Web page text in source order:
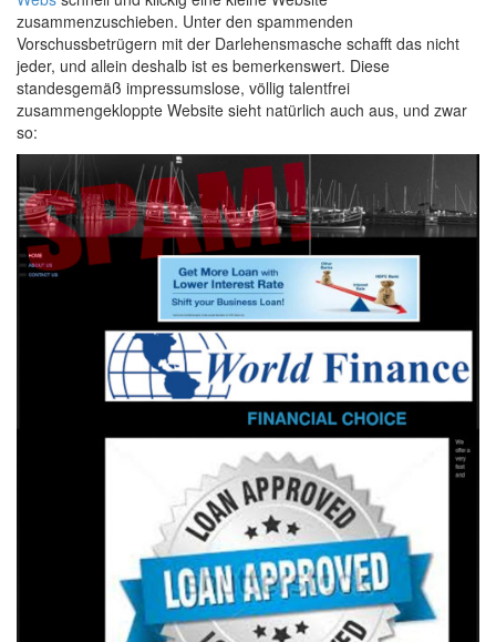
zusammenzuschieben. Unter den spammenden
Vorschussbetrügern mit der Darlehensmasche schafft das nicht
jeder, und allein deshalb ist es bemerkenswert. Diese
standesgemäß impressumslose, völlig talentfrei
zusammengekloppte Website sieht natürlich auch aus, und zwar
so: